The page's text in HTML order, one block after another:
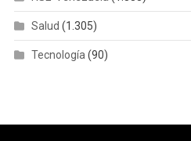
Salud (1.305)
Tecnología (90)